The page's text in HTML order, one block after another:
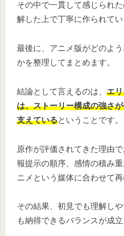
その中で一貫して感じられ
解した上で丁寧に作られてい
最後に、アニメ版がどのよ
かを整理してまとめます。
結論として言えるのは、 エ
は、ストーリー構成の強さ
支えているということです。
原作が評価されてきた理由
報提示の順序、感情の積み
ニメという媒体に合わせて再
その結果、初見でも理解し
も納得できるバランスが成立